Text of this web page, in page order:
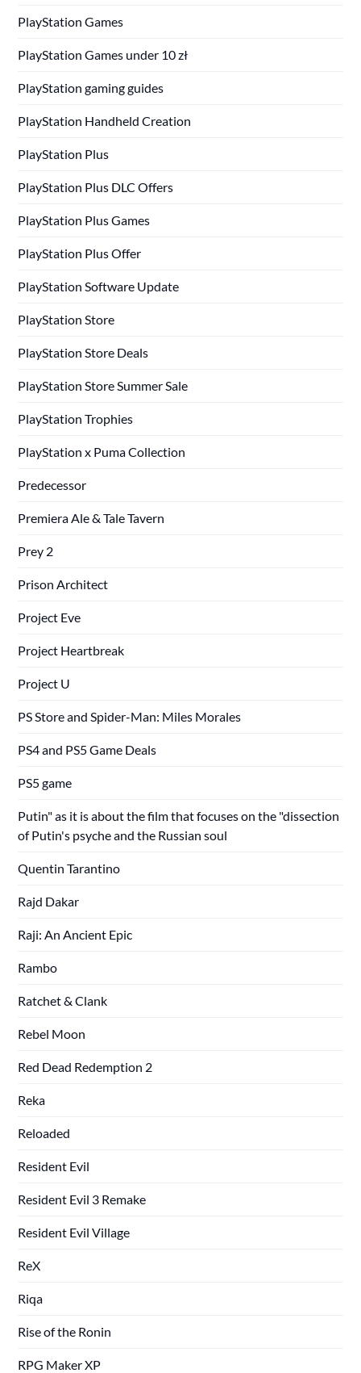
PlayStation Games
PlayStation Games under 10 zł
PlayStation gaming guides
PlayStation Handheld Creation
PlayStation Plus
PlayStation Plus DLC Offers
PlayStation Plus Games
PlayStation Plus Offer
PlayStation Software Update
PlayStation Store
PlayStation Store Deals
PlayStation Store Summer Sale
PlayStation Trophies
PlayStation x Puma Collection
Predecessor
Premiera Ale & Tale Tavern
Prey 2
Prison Architect
Project Eve
Project Heartbreak
Project U
PS Store and Spider-Man: Miles Morales
PS4 and PS5 Game Deals
PS5 game
Putin" as it is about the film that focuses on the "dissection
of Putin's psyche and the Russian soul
Quentin Tarantino
Rajd Dakar
Raji: An Ancient Epic
Rambo
Ratchet & Clank
Rebel Moon
Red Dead Redemption 2
Reka
Reloaded
Resident Evil
Resident Evil 3 Remake
Resident Evil Village
ReX
Riqa
Rise of the Ronin
RPG Maker XP